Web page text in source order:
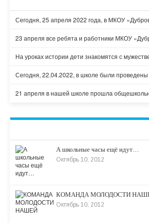
Сегодня, 25 апреля 2022 года, в МКОУ
23 апреля все ребята и работники МКОУ
На уроках истории дети знакомятся с
Сегодня, 22.04.2022, в школе были
21 апреля в нашей школе прошла
А школьные часы ещё идут…
Октябрь 10, 2012
КОМАНДА МОЛОДОСТИ
Октябрь 10, 2012